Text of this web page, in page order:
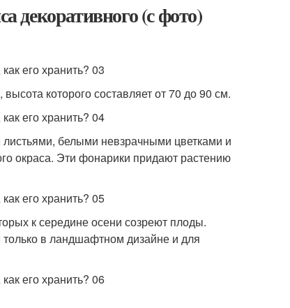
декоративного (с фото)
которого составляет от 70 до 90 см.
белыми невзрачными цветками и
окраса. Эти фонарики придают растению
к середине осени созреют плоды.
в ландшафтном дизайне и для